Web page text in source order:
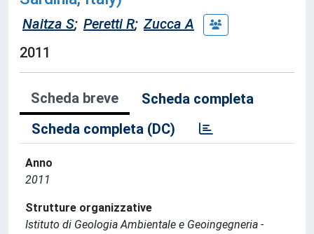
Naitza S; Peretti R; Zucca A
2011
Scheda breve
Scheda completa
Scheda completa (DC)
Anno
2011
Strutture organizzative
Istituto di Geologia Ambientale e Geoingegneria -